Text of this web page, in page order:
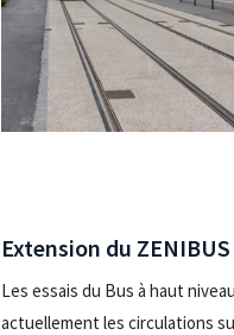
Extension du
Les essais du Bus à haut
actuellement les circulations